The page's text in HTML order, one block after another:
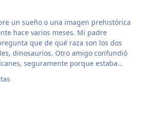
un sueño o una imagen prehistórica
hace varios meses. Mi padre
que de qué raza son los dos
dinosaurios. Otro amigo confundió
seguramente porque estaba
Mide 50 cm con 70 cm. ¿Cuánto me